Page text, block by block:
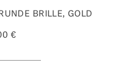
BRILLE, GOLD
€